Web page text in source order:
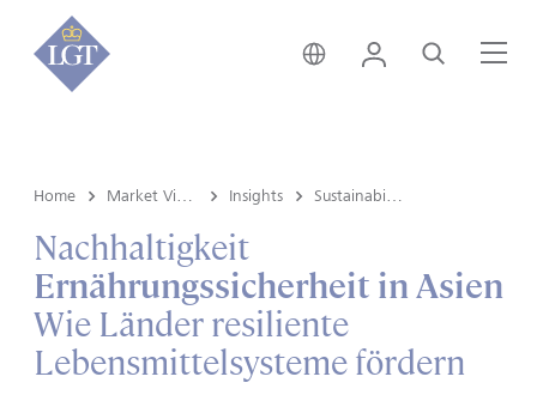
Global • Deutsch
Login Suche
Home Insights
Nachhaltigkeit
Ernährungssicherheit in Asien
Wie Länder resiliente
Lebensmittelsysteme fördern